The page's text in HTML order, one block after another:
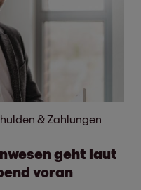
& Zahlungen
geht laut
voran